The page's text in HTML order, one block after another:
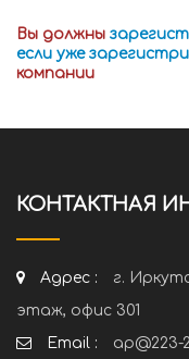
Вы должны
если уже
компании
КОНТАКТНАЯ
Адрес :
г.
этаж, офис 301
Email :
ap@223-